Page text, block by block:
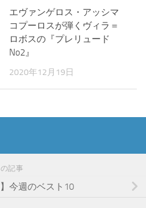
エヴァンゲロス・アッシマ
コプーロスが弾くヴィラ＝
ロボスの『プレリュード
No2』
2020年12月19日
記事
今週のベスト10